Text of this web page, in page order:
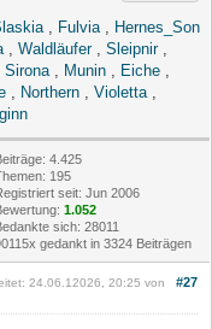
Fulvia
Hernes_Son
Waldläufer, Sleipnir,
Sirona Munin Eiche
Northern Violetta
4.425
195
seit: Jun 2006
1.052
sich: 28011
gedankt in 3324 Beiträgen
#27
24.06.12026, 20:25 von